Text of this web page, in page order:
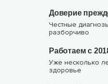
Доверие
Честные
разборчиво
Работаем с
Уже несколько
здоровье